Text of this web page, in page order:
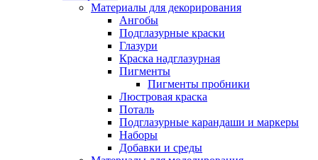
Материалы для декорирования
Ангобы
Подглазурные краски
Глазури
Краска надглазурная
Пигменты
Пигменты пробники
Люстровая краска
Поталь
Подглазурные карандаши и маркеры
Наборы
Добавки и среды